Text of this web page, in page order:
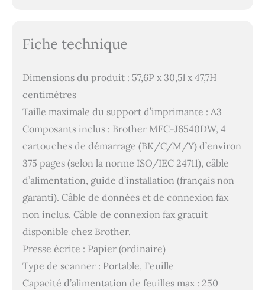
Fiche technique
Dimensions du produit : 57,6P x 30,5l x 47,7H
centimètres
Taille maximale du support d’imprimante : A3
Composants inclus : Brother MFC-J6540DW, 4
cartouches de démarrage (BK/C/M/Y) d’environ
375 pages (selon la norme ISO/IEC 24711), câble
d’alimentation, guide d’installation (français non
garanti). Câble de données et de connexion fax
non inclus. Câble de connexion fax gratuit
disponible chez Brother.
Presse écrite : Papier (ordinaire)
Type de scanner : Portable, Feuille
Capacité d’alimentation de feuilles max : 250